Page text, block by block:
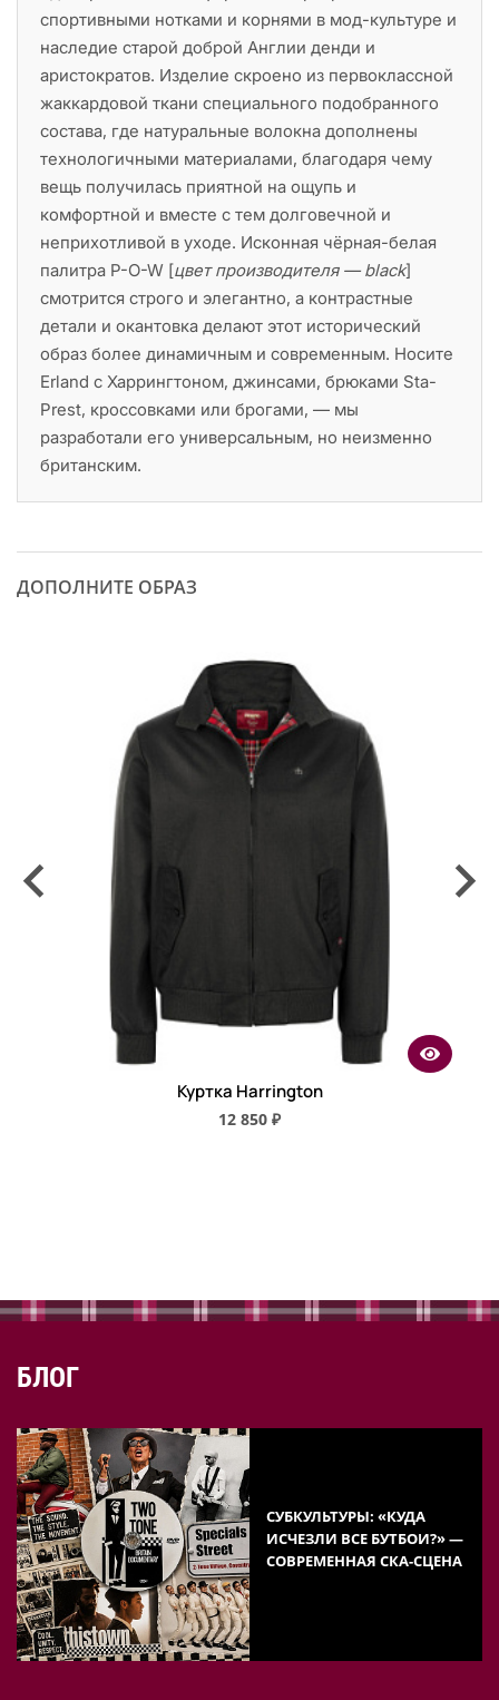
спортивными нотками и корнями в мод-культуре и
наследие старой доброй Англии денди и
аристократов. Изделие скроено из первоклассной
жаккардовой ткани специального подобранного
состава, где натуральные волокна дополнены
технологичными материалами, благодаря чему
вещь получилась приятной на ощупь и
комфортной и вместе с тем долговечной и
неприхотливой в уходе. Исконная чёрная-белая
палитра P-O-W [цвет производителя — black]
смотрится строго и элегантно, а контрастные
детали и окантовка делают этот исторический
образ более динамичным и современным. Носите
Erland с Харрингтоном, джинсами, брюками Sta-
Prest, кроссовками или брогами, — мы
разработали его универсальным, но неизменно
британским.
ДОПОЛНИТЕ ОБРАЗ
Куртка Harrington
12 850 ₽
БЛОГ
СУБКУЛЬТУРЫ: «КУДА
ИСЧЕЗЛИ ВСЕ БУТБОИ?» —
СОВРЕМЕННАЯ СКА-СЦЕНА